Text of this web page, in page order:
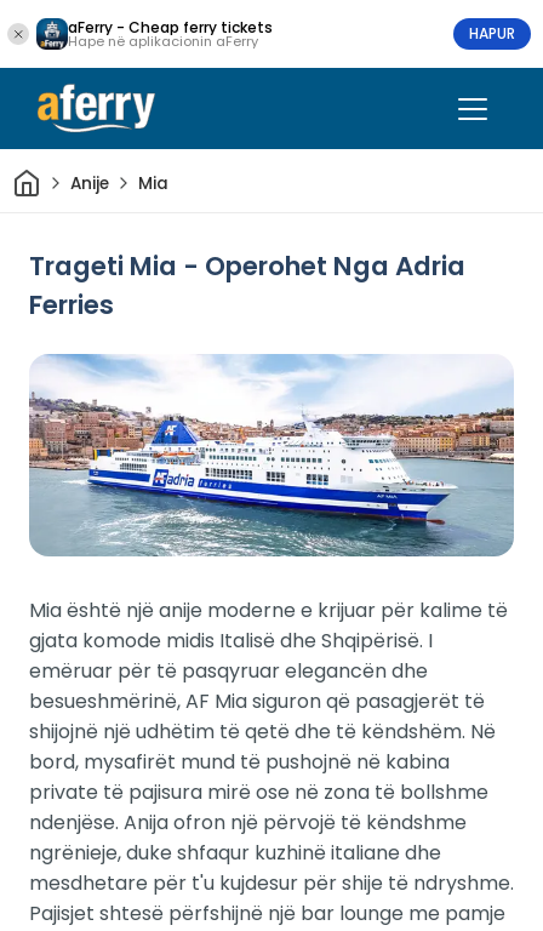
aFerry - Cheap ferry tickets
Hape në aplikacionin aFerry HAPUR
ShtëpiAnije Mia
Trageti Mia - Operohet Nga Adria
Ferries
Mia është një anije moderne e krijuar për kalime të
gjata komode midis Italisë dhe Shqipërisë. I
emëruar për të pasqyruar elegancën dhe
besueshmërinë, AF Mia siguron që pasagjerët të
shijojnë një udhëtim të qetë dhe të këndshëm. Në
bord, mysafirët mund të pushojnë në kabina
private të pajisura mirë ose në zona të bollshme
ndenjëse. Anija ofron një përvojë të këndshme
ngrënieje, duke shfaqur kuzhinë italiane dhe
mesdhetare për t'u kujdesur për shije të ndryshme.
Pajisjet shtesë përfshijnë një bar lounge me pamje